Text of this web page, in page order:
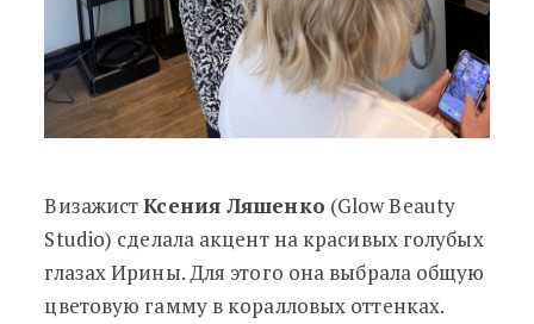
ВизажистКсения Ляшенко (Glow Beauty
Studio) сделала акцент на красивых голубых
глазах Ирины. Для этого она выбрала общую
цветовую гамму в коралловых оттенках.